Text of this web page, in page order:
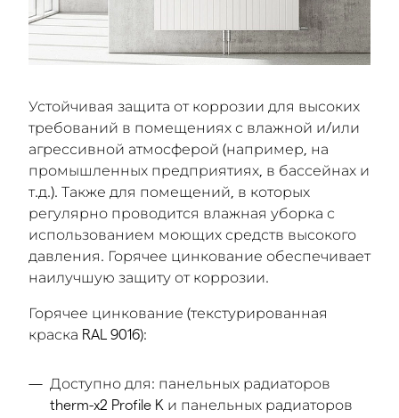
Устойчивая защита от коррозии для высоких
требований в помещениях с влажной и/или
агрессивной атмосферой (например, на
промышленных предприятиях, в бассейнах и
т.д.). Также для помещений, в которых
регулярно проводится влажная уборка с
использованием моющих средств высокого
давления. Горячее цинкование обеспечивает
наилучшую защиту от коррозии.
Горячее цинкование (текстурированная
краска RAL 9016):
Доступно для: панельных радиаторов
therm-x2 Profile K и панельных радиаторов